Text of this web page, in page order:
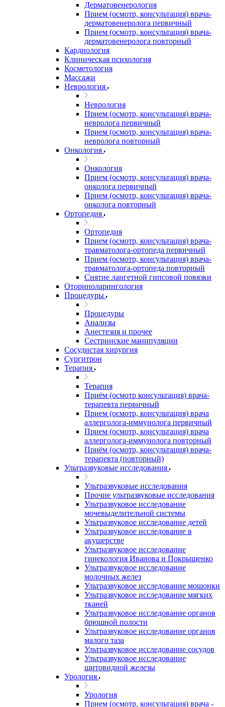
Дерматовенерология
Прием (осмотр, консультация) врача-
дерматовенеролога первичный
Прием (осмотр, консультация) врача-
дерматовенеролога повторный
Кардиология
Клиническая психология
Косметология
Массажи
Неврология
Неврология
Прием (осмотр, консультация) врача-
невролога первичный
Прием (осмотр, консультация) врача-
невролога повторный
Онкология
Онкология
Прием (осмотр, консультация) врача-
онколога первичный
Прием (осмотр, консультация) врача-
онколога повторный
Ортопедия
Ортопедия
Прием (осмотр, консультация) врача-
травматолога-ортопеда первичный
Прием (осмотр, консультация) врача-
травматолога-ортопеда повторный
Снятие лангетной гипсовой повязки
Оториноларингология
Процедуры
Процедуры
Анализы
Анестезия и прочее
Сестринские манипуляции
Сосудистая хирургия
Сургитрон
Терапия
Терапия
Приём (осмотр консультация) врача-
терапевта первичный
Прием (осмотр, консультация) врача
аллерголога-иммунолога первичный
Прием (осмотр, консультация) врача
аллерголога-иммунолога повторный
Приём (осмотр, консультация) врача-
терапевта (повторный)
Ультразвуковые исследования
Ультразвуковые исследования
Прочие ультразвуковые исследования
Ультразвуковое исследование
мочевыделительной системы
Ультразвуковое исследование детей
Ультразвуковое исследование в
акушерстве
Ультразвуковое исследование
гинекология Иванова и Покрыщенко
Ультразвуковое исследование
молочных желез
Ультразвуковое исследование мошонки
Ультразвуковое исследование мягких
тканей
Ультразвуковое исследование органов
брюшной полости
Ультразвуковое исследование органов
малого таза
Ультразвуковое исследование сосудов
Ультразвуковое исследование
щитовидной железы
Урология
Урология
Прием (осмотр, консультация) врача -